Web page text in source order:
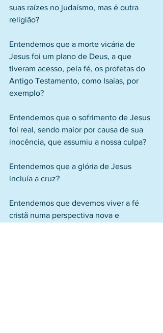
suas raízes no judaísmo, mas é outra
religião?
Entendemos que a morte vicária de
Jesus foi um plano de Deus, a que
tiveram acesso, pela fé, os profetas do
Antigo Testamento, como Isaías, por
exemplo?
Entendemos que o sofrimento de Jesus
foi real, sendo maior por causa de sua
inocência, que assumiu a nossa culpa?
Entendemos que a glória de Jesus
incluía a cruz?
Entendemos que devemos viver a fé
cristã numa perspectiva nova e